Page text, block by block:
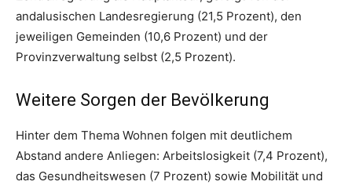
andalusischen Landesregierung (21,5 Prozent), den
jeweiligen Gemeinden (10,6 Prozent) und der
Provinzverwaltung selbst (2,5 Prozent).
Weitere Sorgen der Bevölkerung
Hinter dem Thema Wohnen folgen mit deutlichem
Abstand andere Anliegen: Arbeitslosigkeit (7,4 Prozent),
das Gesundheitswesen (7 Prozent) sowie Mobilität und